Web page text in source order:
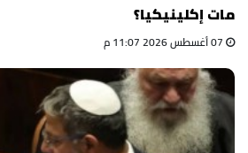
مات إكلينيكيا؟